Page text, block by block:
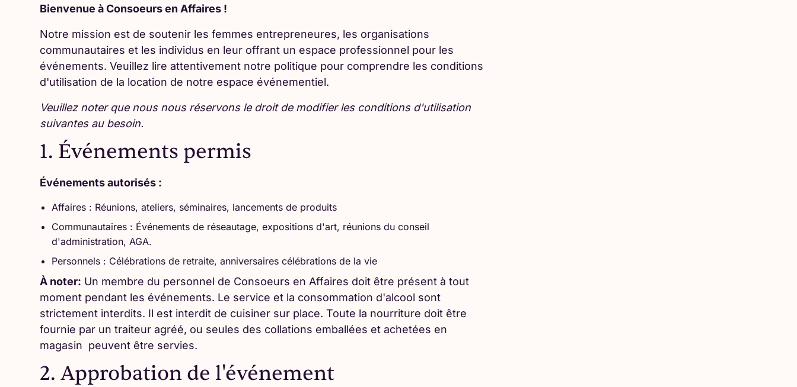
Bienvenue à Consoeurs en Affaires !
Notre mission est de soutenir les femmes entrepreneures, les organisations
communautaires et les individus en leur offrant un espace professionnel pour les
événements. Veuillez lire attentivement notre politique pour comprendre les conditions
d'utilisation de la location de notre espace événementiel.
Veuillez noter que nous nous réservons le droit de modifier les conditions d'utilisation
suivantes au besoin.
1. Événements permis
Événements autorisés :
Affaires : Réunions, ateliers, séminaires, lancements de produits
Communautaires : Événements de réseautage, expositions d'art, réunions du conseil
d'administration, AGA.
Personnels : Célébrations de retraite, anniversaires célébrations de la vie
À noter: Un membre du personnel de Consoeurs en Affaires doit être présent à tout
moment pendant les événements. Le service et la consommation d'alcool sont
strictement interdits. Il est interdit de cuisiner sur place. Toute la nourriture doit être
fournie par un traiteur agréé, ou seules des collations emballées et achetées en
magasin peuvent être servies.
2. Approbation de l'événement